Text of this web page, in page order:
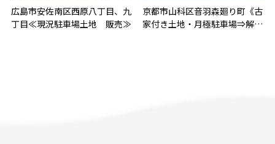
広島市安佐南区西原八丁目、九
丁目≪現況駐車場土地 販売≫
京都市山科区音羽森廻り町《古
家付き土地・月極駐車場⇒解体